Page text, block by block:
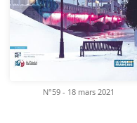
N°59 - 18 mars 2021